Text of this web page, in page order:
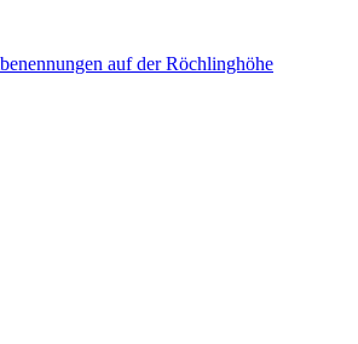
auf der Röchlinghöhe